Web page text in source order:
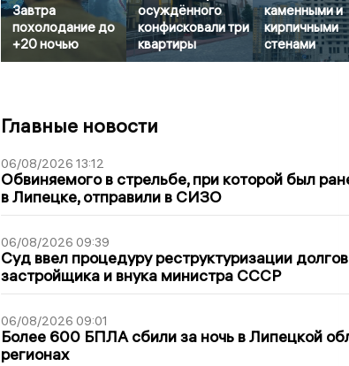
Завтра
похолодание до
+20 ночью
осуждённого
конфисковали три
квартиры
каменными и
кирпичными
стенами
Главные новости
06/08/2026 13:12
Обвиняемого в стрельбе, при которой был
в Липецке, отправили в СИЗО
06/08/2026 09:39
Суд ввел процедуру реструктуризации
застройщика и внука министра СССР
06/08/2026 09:01
Более 600 БПЛА сбили за ночь в Липецкой
регионах